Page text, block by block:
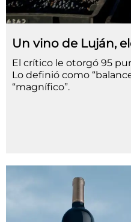
Un vino de Luján,
El crítico le otorgó 95
Lo definió como
“magnífico”.